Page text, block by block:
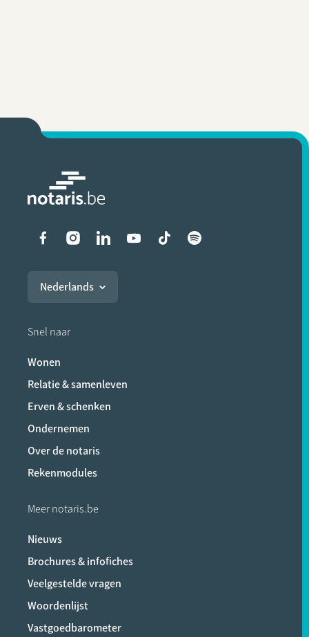
Liens vers les réseaux
Nederlands
Snel naar
Wonen
Relatie & samenleven
Erven & schenken
Ondernemen
Over de notaris
Rekenmodules
Meer notaris.be
Nieuws
Brochures & infofiches
Veelgestelde vragen
Woordenlijst
Vastgoedbarometer